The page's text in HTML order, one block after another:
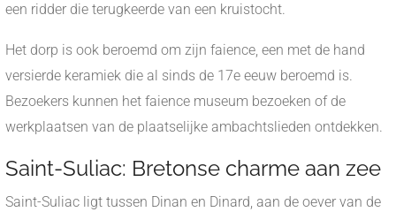
een ridder die terugkeerde van een kruistocht.
Het dorp is ook beroemd om zijn faience, een met de hand
versierde keramiek die al sinds de 17e eeuw beroemd is.
Bezoekers kunnen het faience museum bezoeken of de
werkplaatsen van de plaatselijke ambachtslieden ontdekken.
Saint-Suliac: Bretonse charme aan zee
Saint-Suliac ligt tussen Dinan en Dinard, aan de oever van de